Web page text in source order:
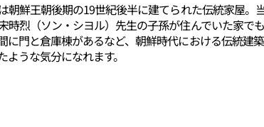
朝鮮王朝後期の19世紀後半に建てられた伝統家屋
時烈（ソン・シヨル）先生の子孫が住んでいた家
に門と倉庫棟があるなど、朝鮮時代における伝統建
うな気分になれます。